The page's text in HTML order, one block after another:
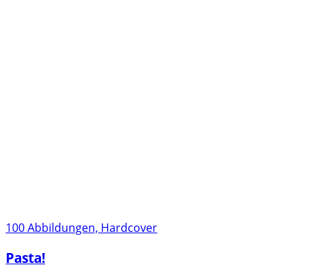
100 Abbildungen, Hardcover
Pasta!